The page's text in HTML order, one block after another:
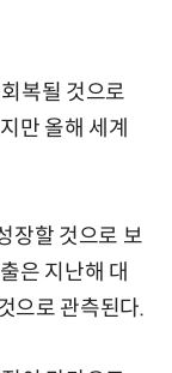
복될 것으로
만 올해 세계
장할 것으로 보
은 지난해 대
으로 관측된다.